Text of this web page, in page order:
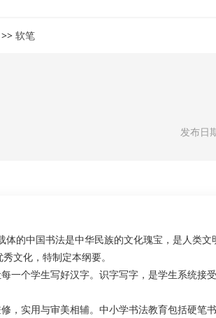
>> 软笔
发布日
体的中国书法是中华民族的文化瑰宝，是人类
文化，特制定本纲要。
每一个学生写好汉字。识字写字，是学生系统
修，实用与审美相辅。中小学书法教育包括硬